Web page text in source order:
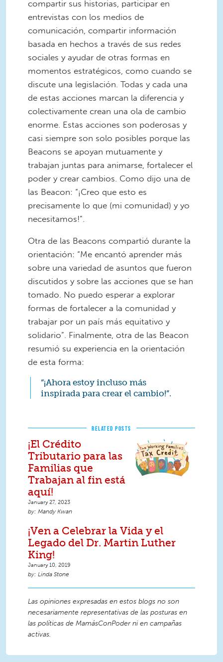
compartir sus historias, participar en
entrevistas con los medios de
comunicación, compartir información
basada en hechos a través de sus redes
sociales y ayudar de otras formas en
momentos estratégicos, como cuando se
discute una legislación. Todas y cada una
de estas acciones marcan la diferencia y
colectivamente crean una ola de cambio
enorme. Estas acciones son poderosas y
casi siempre son solo posibles porque las
Beacons se apoyan mutuamente y
trabajan juntas para animarse, fortalecer el
poder y crear cambios. Como dijo una de
las Beacon: “¡Creo que esto es
precisamente lo que (mi comunidad) y yo
necesitamos!”.
Otra de las Beacons compartió durante la
orientación: “Me encantó aprender más
sobre una variedad de asuntos que fueron
discutidos y sobre las acciones que se han
tomado. No puedo esperar a explorar
formas de fortalecer a la comunidad y
trabajar por un país más equitativo y
solidario”. Finalmente, otra de las Beacon
resumió su experiencia en la orientación
de esta forma:
“¡Ahora estoy incluso más
inspirada para crear el cambio!”.
RELATED POSTS
¡El Crédito
Tributario para las
Familias que
Trabajan al fin está
aquí!
January 27, 2023
Mandy Kwan
¡Ven a Celebrar la Vida y el
Legado del Dr. Martin Luther
King!
January 10, 2019
Linda Stone
Las opiniones expresadas en estos blogs no son
necesariamente representativas de las posturas en
las políticas de MamásConPoder ni en campañas
activas.